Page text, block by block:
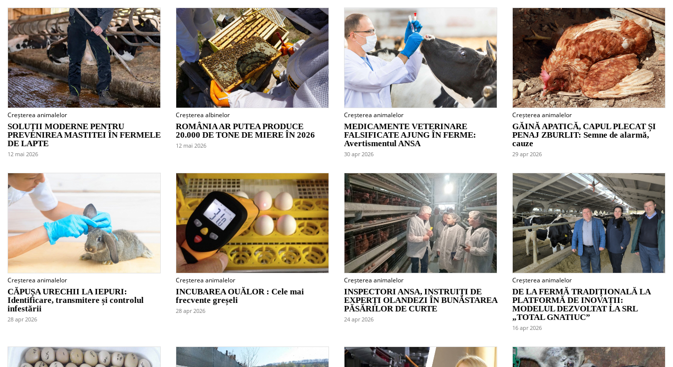
Creșterea animalelor
SOLUȚII MODERNE PENTRU
PREVENIREA MASTITEI ÎN FERMELE
DE LAPTE
12 mai 2026
Creșterea albinelor
ROMÂNIA AR PUTEA PRODUCE
20.000 DE TONE DE MIERE ÎN 2026
12 mai 2026
Creșterea animalelor
MEDICAMENTE VETERINARE
FALSIFICATE AJUNG ÎN FERME:
Avertismentul ANSA
30 apr 2026
Creșterea animalelor
GĂINĂ APATICĂ, CAPUL PLECAT ȘI
PENAJ ZBURLIT: Semne de alarmă,
cauze
29 apr 2026
Creșterea animalelor
CĂPUȘA URECHII LA IEPURI:
Identificare, transmitere și controlul
infestării
28 apr 2026
Creșterea animalelor
INCUBAREA OUĂLOR : Cele mai
frecvente greșeli
28 apr 2026
Creșterea animalelor
INSPECTORI ANSA, INSTRUIȚI DE
EXPERȚI OLANDEZI ÎN BUNĂSTAREA
PĂSĂRILOR DE CURTE
24 apr 2026
Creșterea animalelor
DE LA FERMĂ TRADIȚIONALĂ LA
PLATFORMĂ DE INOVAȚII:
MODELUL DEZVOLTAT LA SRL
„TOTAL GNATIUC”
16 apr 2026